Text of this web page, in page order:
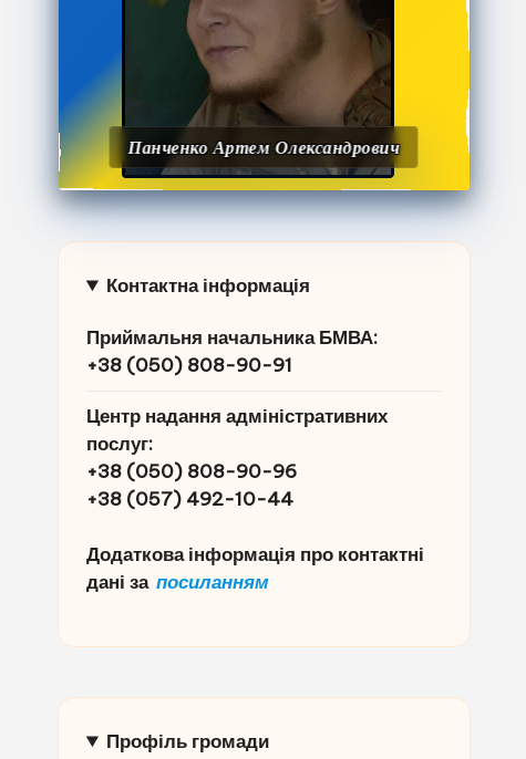
Панченко Артем Олександрович
Контактна інформація
Приймальня начальника БМВА:
+38 (050) 808-90-91
Центр надання адміністративних
послуг:
+38 (050) 808-90-96
+38 (057) 492-10-44
Додаткова інформація про контактні
дані за посиланням
Профіль громади